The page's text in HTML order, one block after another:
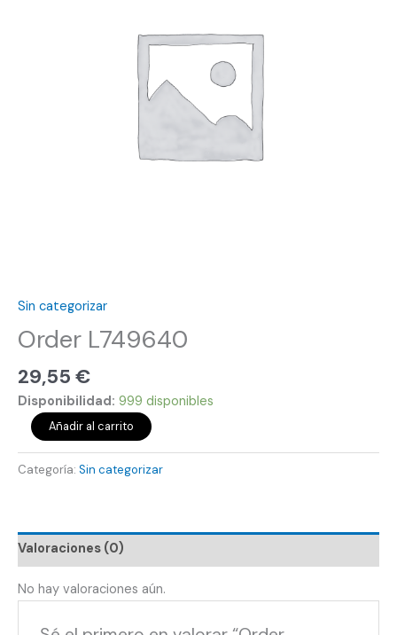
Sin categorizar
Order L749640
29,55 €
Disponibilidad: 999 disponibles
Añadir al carrito
Categoría: Sin categorizar
Valoraciones (0)
No hay valoraciones aún.